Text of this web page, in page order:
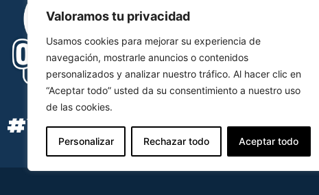
Valoramos tu privacidad
Usamos cookies para mejorar su experiencia de
navegación, mostrarle anuncios o contenidos
personalizados y analizar nuestro tráfico. Al hacer clic en
“Aceptar todo” usted da su consentimiento a nuestro uso
de las cookies.
Personalizar Rechazar todo Aceptar todo
#YOSOYOCB